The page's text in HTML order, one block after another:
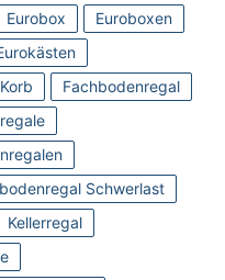
Eurobox
Euroboxen
Fachbodenregal
Schwerlast
Kellerregal